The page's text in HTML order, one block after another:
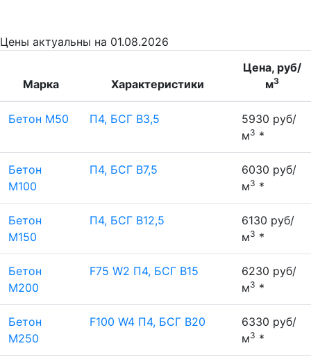
Цены актуальны на 01.08.2026
Марка Характеристики
Цена, руб/
м3
Бетон М50 П4, БСГ В3,5
5930 руб/
м3 *
Бетон
М100
П4, БСГ В7,5
6030 руб/
м3 *
Бетон
М150
П4, БСГ В12,5
6130 руб/
м3 *
Бетон
М200
F75 W2 П4, БСГ В15
6230 руб/
м3 *
Бетон
М250
F100 W4 П4, БСГ В20
6330 руб/
м3 *